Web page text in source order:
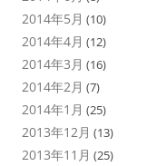
2014年5月 (10)
2014年4月 (12)
2014年3月 (16)
2014年2月 (7)
2014年1月 (25)
2013年12月 (13)
2013年11月 (25)